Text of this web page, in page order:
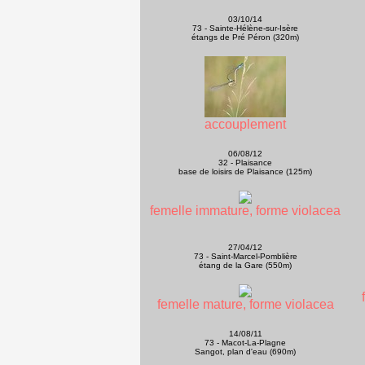
03/10/14
73 - Sainte-Hélène-sur-Isère
étangs de Pré Péron (320m)
accouplement
06/08/12
32 - Plaisance
base de loisirs de Plaisance (125m)
femelle immature, forme violacea
27/04/12
73 - Saint-Marcel-Pomblière
étang de la Gare (550m)
femelle mature, forme violacea
14/08/11
73 - Macot-La-Plagne
Sangot, plan d'eau (690m)